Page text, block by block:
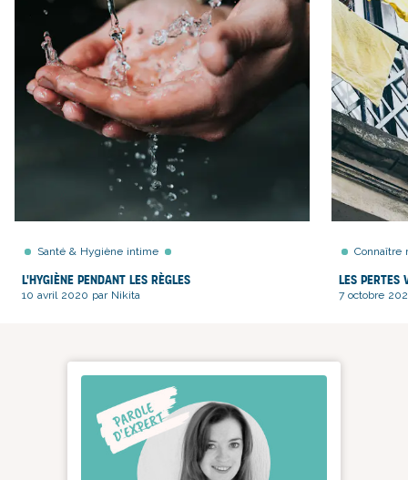
Santé & Hygiène intime
L'hygiène pendant les règles
10 avril 2020 par Nikita
Connaître
Les
7 octobre